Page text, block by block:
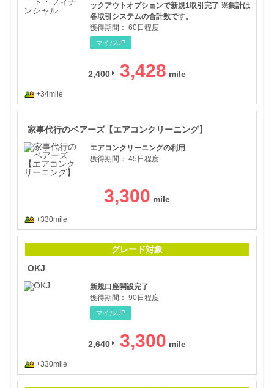
ックアウトオプションで新規1取引完了 ※集計は
各取引システムの合計数です。
獲得期間： 60日程度
マイルUP
2,400 3,428
+34mile
家事代行のベアーズ【エアコンクリーニング】
エアコンクリーニングの利用
獲得期間： 45日程度
3,300
+330mile
グレード対象
OKJ
新規口座開設完了
獲得期間： 90日程度
マイルUP
2,640 3,300
+330mile